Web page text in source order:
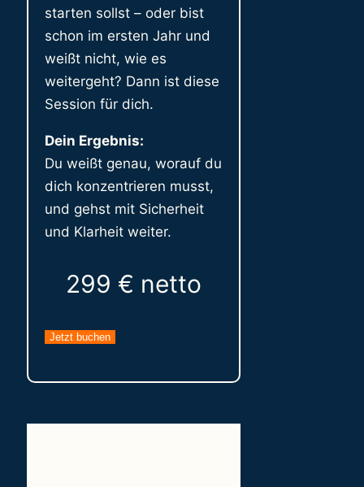
starten sollst – oder bist
schon im ersten Jahr und
weißt nicht, wie es
weitergeht? Dann ist diese
Session für dich.
Dein Ergebnis:
Du weißt genau, worauf du
dich konzentrieren musst,
und gehst mit Sicherheit
und Klarheit weiter.
299 € netto
Jetzt buchen